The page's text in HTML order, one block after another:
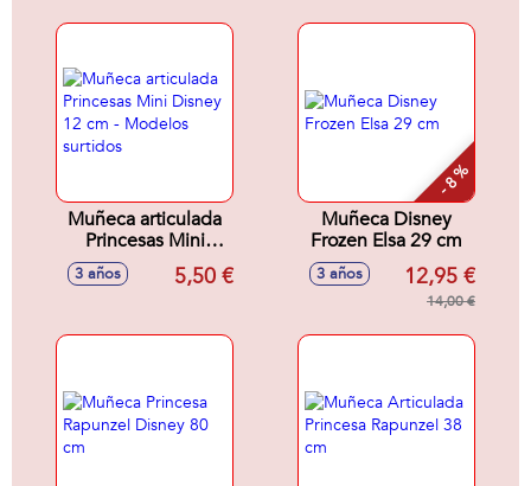
Muñeca articulada
Princesas Mini
Disney 12 cm -
Modelos surtidos
3 años 5,50 €
- 8 %
Muñeca Disney
Frozen Elsa 29 cm
3 años 12,95 €
14,00 €